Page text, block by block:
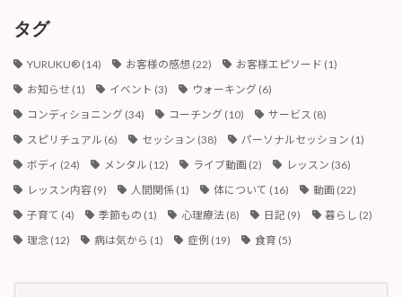
ブ
タグ
YURUKU®︎(14) お客様の感想(22) お客様エピソード (1)
お知らせ (1) イベント (3) ウォーキング (6)
コンディショニング (34) コーチング (10) サービス (8)
スピリチュアル (6) セッション (38) パーソナルセッション (1)
ボディ (24) メンタル (12) ライブ動画 (2) レッスン (36)
レッスン内容(9) 人間関係(1) 体について (16) 動画 (22)
子育て (4) 季節もの (1) 心理療法 (8) 日記 (9) 暮らし (2)
理念(12) 病は気から (1) 症例 (19) 食育 (5)